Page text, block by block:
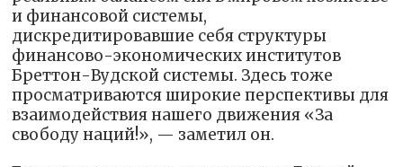
и финансовой системы,
дискредитировавшие себя структуры
финансово-экономических институтов
Бреттон-Вудской системы. Здесь тоже
просматриваются широкие перспективы для
взаимодействия нашего движения «За
свободу наций!», — заметил он.